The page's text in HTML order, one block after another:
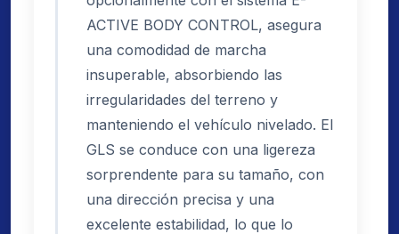
ACTIVE BODY CONTROL, asegura
una comodidad de marcha
insuperable, absorbiendo las
irregularidades del terreno y
manteniendo el vehículo nivelado. El
GLS se conduce con una ligereza
sorprendente para su tamaño, con
una dirección precisa y una
excelente estabilidad, lo que lo